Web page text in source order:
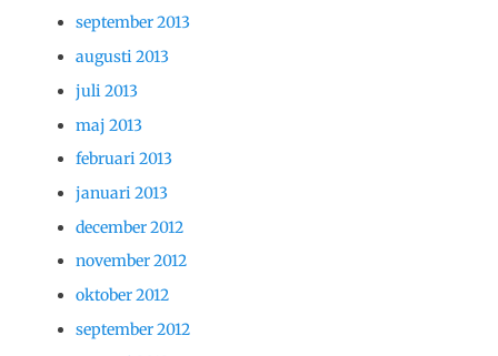
september 2013
augusti 2013
juli 2013
maj 2013
februari 2013
januari 2013
december 2012
november 2012
oktober 2012
september 2012